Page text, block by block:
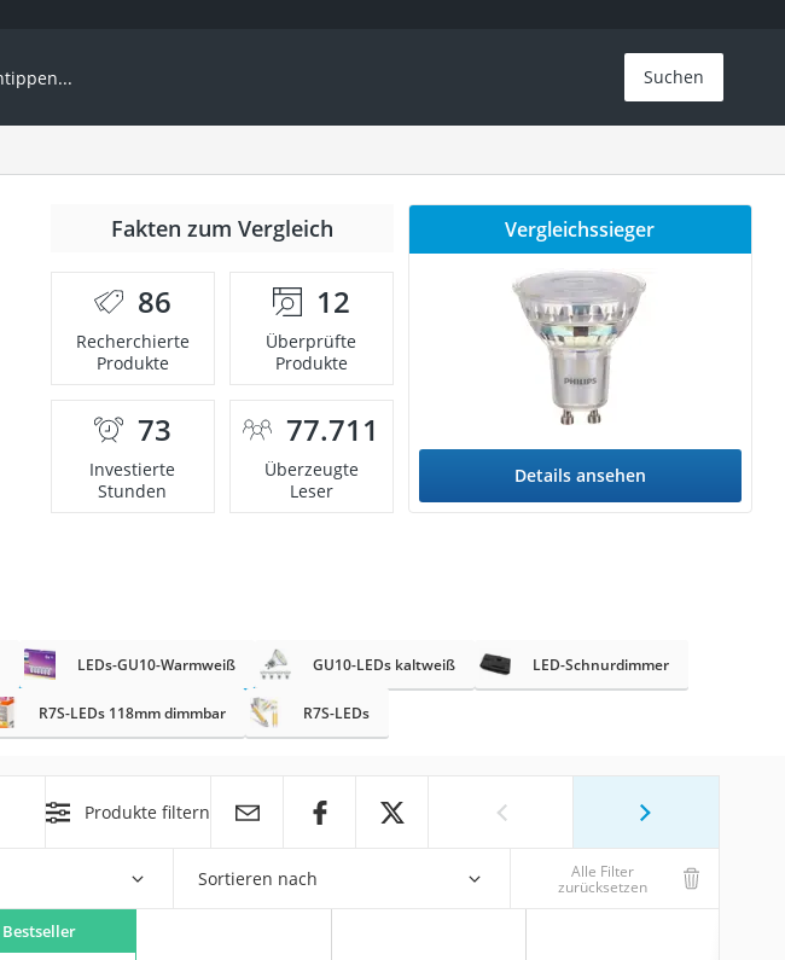
Suchen
Fakten zum Vergleich
86
Recherchierte
Produkte
12
Überprüfte
Produkte
73
Investierte
Stunden
77.711
Überzeugte
Leser
Vergleichssieger
Details ansehen
LEDs-GU10-Warmweiß GU10-LEDs kaltweiß LED-Schnurdimmer
R7S-LEDs 118mm dimmbar R7S-LEDs
Produkte filtern
Sortieren nach Alle Filter
zurücksetzen
Bestseller